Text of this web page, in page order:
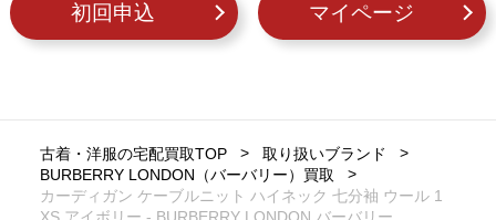
初回申込 マイページ
古着・洋服の宅配買取TOP
取り扱いブランド
BURBERRY LONDON（バーバリー）買取
カーディガン ケーブルニット ハイネック 七分袖 ウール 1